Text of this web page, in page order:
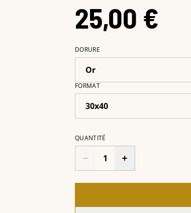
25,00 €
DORURE
FORMAT
QUANTITÉ